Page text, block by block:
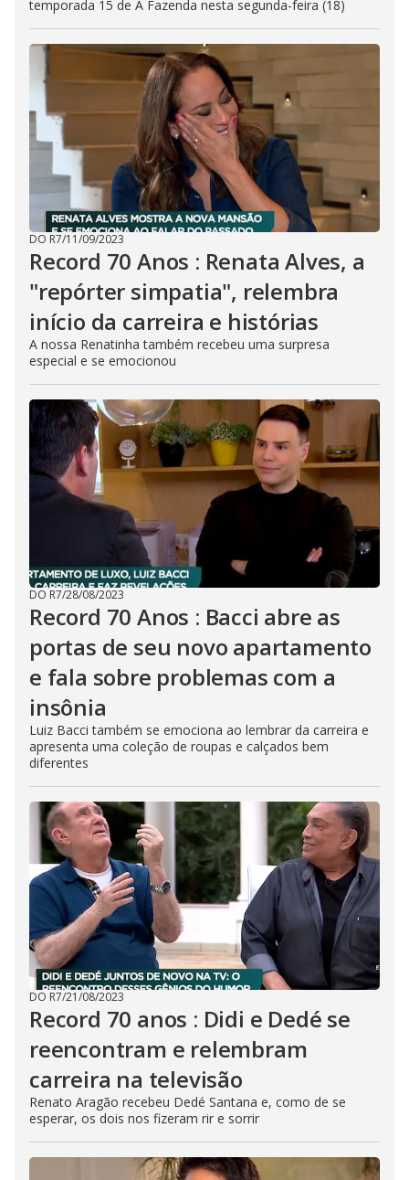
temporada 15 de A Fazenda nesta segunda-feira (18)
DO R7/11/09/2023
Record 70 Anos : Renata Alves, a
"repórter simpatia", relembra
início da carreira e histórias
A nossa Renatinha também recebeu uma surpresa
especial e se emocionou
DO R7/28/08/2023
Record 70 Anos : Bacci abre as
portas de seu novo apartamento
e fala sobre problemas com a
insônia
Luiz Bacci também se emociona ao lembrar da carreira e
apresenta uma coleção de roupas e calçados bem
diferentes
DO R7/21/08/2023
Record 70 anos : Didi e Dedé se
reencontram e relembram
carreira na televisão
Renato Aragão recebeu Dedé Santana e, como de se
esperar, os dois nos fizeram rir e sorrir